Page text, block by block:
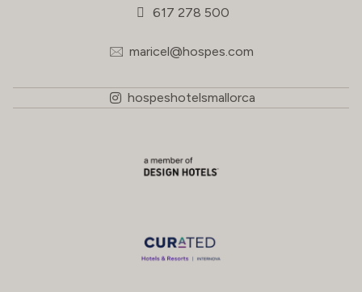
617 278 500
maricel@hospes.com
hospeshotelsmallorca